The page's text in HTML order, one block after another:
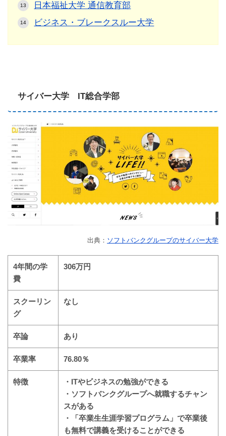
日本福祉大学 通信教育部
ビジネス・ブレークスルー大学
サイバー大学 IT総合学部
出典： ソフトバンクグループのサイバー大学
4年間の学
費
306万円
スクーリン
グ
なし
卒論 あり
卒業率 76.80％
特徴
・ITやビジネスの勉強ができる
・ソフトバンクグループへ就職するチャン
スがある
・「卒業生生涯学習プログラム」で卒業後
も無料で講義を受けることができる